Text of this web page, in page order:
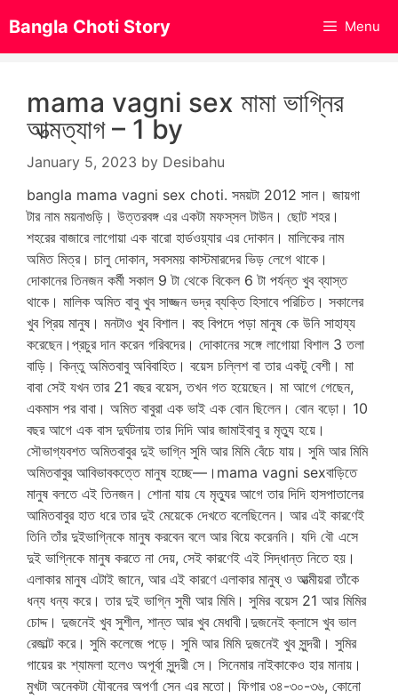
to
content
Bangla Choti Story Menu
mama vagni sex মামা ভাগ্নির
আত্মত্যাগ – 1 by
January 5, 2023 by Desibahu
bangla mama vagni sex choti. সময়টা 2012 সাল। জায়গা
টার নাম ময়নাগুড়ি। উত্তরবঙ্গ এর একটা মফস্‌সল টাউন। ছোট শহর।
শহরের বাজারে লাগোয়া এক বারো হার্ডওয়্যার এর দোকান। মালিকের নাম
অমিত মিত্র। চালু দোকান, সবসময় কাস্টমারদের ভিড় লেগে থাকে।
দোকানের তিনজন কর্মী সকাল 9 টা থেকে বিকেল 6 টা পর্যন্ত খুব ব্যাস্ত
থাকে। মালিক অমিত বাবু খুব সাজ্জন ভদ্র ব্যক্তি হিসাবে পরিচিত। সকালের
খুব প্রিয় মানুষ। মনটাও খুব বিশাল। বহু বিপদে পড়া মানুষ কে উনি সাহায্য
করেছেন।প্রচুর দান করেন গরিবদের। দোকানের সঙ্গে লাগোয়া বিশাল 3 তলা
বাড়ি। কিন্তু অমিতবাবু অবিবাহিত। বয়েস চল্লিশ বা তার একটু বেশী। মা
বাবা সেই যখন তার 21 বছর বয়েস, তখন গত হয়েছেন। মা আগে গেছেন,
একমাস পর বাবা। অমিত বাবুরা এক ভাই এক বোন ছিলেন। বোন বড়ো। 10
বছর আগে এক বাস দুর্ঘটনায় তার দিদি আর জামাইবাবু র মৃত্যু হয়ে।
সৌভাগ্যবশত অমিতবাবুর দুই ভাগ্নি সুমি আর মিমি বেঁচে যায়। সুমি আর মিমি
অমিতবাবুর আবিভাবকত্তে মানুষ হচ্ছে—।mama vagni sexবাড়িতে
মানুষ বলতে এই তিনজন। শোনা যায় যে মৃত্যুর আগে তার দিদি হাসপাতালের
আমিতবাবুর হাত ধরে তার দুই মেয়েকে দেখতে বলেছিলেন। আর এই কারণেই
তিনি তাঁর দুইভাগ্নিকে মানুষ করবেন বলে আর বিয়ে করেননি। যদি বৌ এসে
দুই ভাগ্নিকে মানুষ করতে না দেয়, সেই কারণেই এই সিদ্ধান্ত নিতে হয়।
এলাকার মানুষ এটাই জানে, আর এই কারণে এলাকার মানুষ্ ও আত্মীয়রা তাঁকে
ধন্য ধন্য করে। তার দুই ভাগ্নি সুমী আর মিমি। সুমির বয়েস 21 আর মিমির
চোদ্দ। দুজনেই খুব সুশীল, শান্ত আর খুব মেধাবী।দুজনেই ক্লাসে খুব ভাল
রেজাল্ট করে। সুমি কলেজে পড়ে। সুমি আর মিমি দুজনেই খুব সুন্দরী। সুমির
গায়ের রং শ্যামলা হলেও অপূর্বা সুন্দরী সে। সিনেমার নাইকাকেও হার মানায়।
মুখটা অনেকটা যৌবনের অপর্ণা সেন এর মতো। ফিগার ৩৪-৩০-৩৬, কোনো